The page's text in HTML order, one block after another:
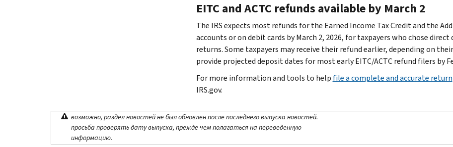
EITC and ACTC refunds available by March 2
The IRS expects most refunds for the Earned Income Tax Credit and the
accounts or on debit cards by March 2, 2026, for taxpayers who chose
returns. Some taxpayers may receive their refund earlier, depending on
provide projected deposit dates for most early EITC/ACTC refund filers by
For more information and tools to help file a complete and accurate return
IRS.gov.
возможно, раздел новостей не был обновлен после последнего выпуска новостей.
просьба проверять дату выпуска, прежде чем полагаться на переведенную
информацию.